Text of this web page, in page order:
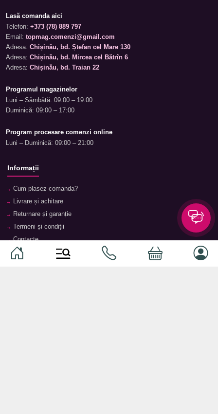
Lasă comanda aici
Telefon: +373 (78) 889 797
Email: topmag.comenzi@gmail.com
Adresa: Chișinău, bd. Ștefan cel Mare 130
Adresa: Chișinău, bd. Mircea cel Bătrîn 6
Adresa: Chișinău, bd. Traian 22
Programul magazinelor
Luni – Sâmbătă: 09:00 – 19:00
Duminică: 09:00 – 17:00
Program procesare comenzi online
Luni – Duminică: 09:00 – 21:00
Informații
Cum plasez comanda?
Livrare și achitare
Returnare și garanție
Termeni și condiții
Contacte
Magazine